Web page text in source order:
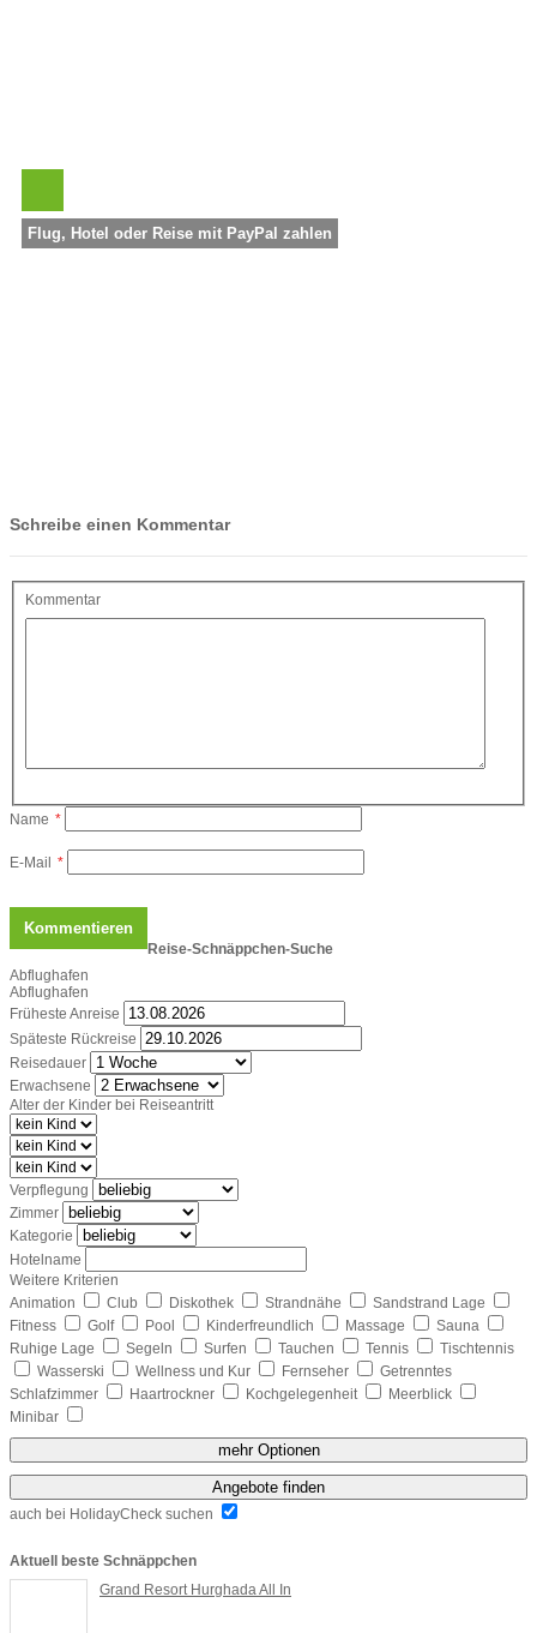
Flug, Hotel oder Reise mit PayPal zahlen
Schreibe einen Kommentar
Kommentar
Name *
E-Mail *
Reise-Schnäppchen-Suche
Abflughafen
Abflughafen
Früheste Anreise
Späteste Rückreise
Reisedauer
Erwachsene
Alter der Kinder bei Reiseantritt
Verpflegung
Zimmer
Kategorie
Hotelname
Weitere Kriterien
Animation
Club Diskothek Strandnähe
Sandstrand Lage
Fitness
Golf Pool Kinderfreundlich Massage
Sauna
Ruhige Lage
Segeln Surfen Tauchen Tennis
Tischtennis
Wasserski
Wellness und Kur Fernseher
Getrenntes
Schlafzimmer
Haartrockner Kochgelegenheit
Meerblick
Minibar
mehr Optionen
Angebote finden
auch bei HolidayCheck suchen
Aktuell beste Schnäppchen
Grand Resort Hurghada All In